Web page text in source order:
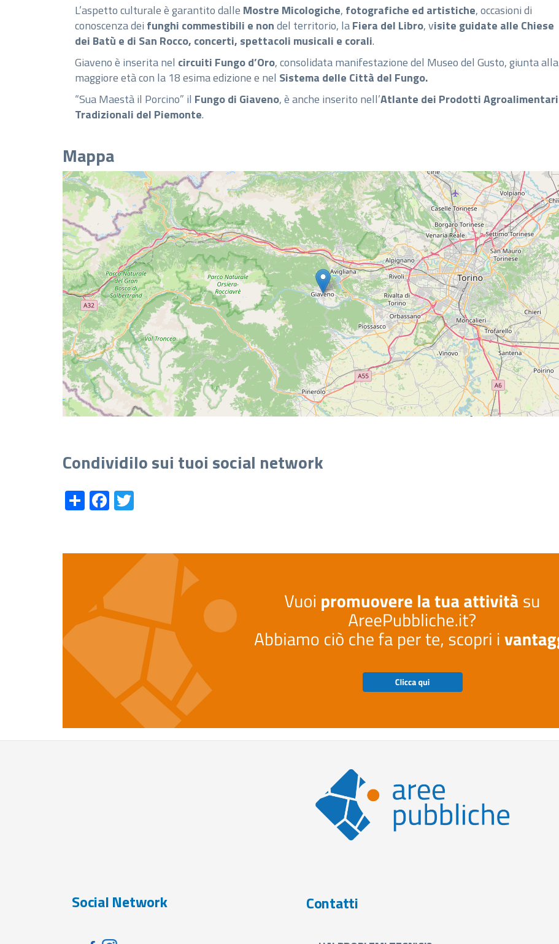
L’aspetto culturale è garantito dalle Mostre Micologiche, fotografiche ed artistiche, occasioni di
conoscenza dei funghi commestibili e nondel territorio, laFiera del Libro, visite guidate alle Chiese
dei Batù e di San Rocco, concerti, spettacoli musicali e corali.
Giaveno è inserita nel circuiti Fungo d’Oro, consolidata manifestazione del Museo del Gusto, giunta alla
maggiore età con la 18 esima edizione e nel Sistema delle Città del Fungo.
“Sua Maestà il Porcino” il Fungo di Giaveno, è anche inserito nell’Atlante dei Prodotti Agroalimentari
Tradizionali del Piemonte.
Mappa
Condividilo sui tuoi social network
ShareFacebook
Social Network Contatti